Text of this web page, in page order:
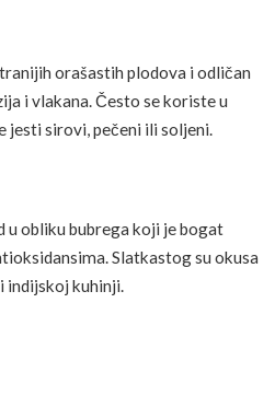
orašastih plodova i odličan
i vlakana. Često se koriste u
jesti sirovi, pečeni ili soljeni.
u obliku bubrega koji je bogat
Slatkastog su okusa
indijskoj kuhinji.